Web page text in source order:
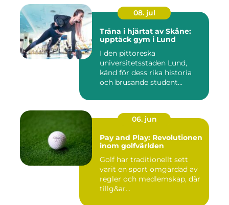
08. jul
Träna i hjärtat av Skåne:
upptäck gym i Lund
I den pittoreska
universitetsstaden Lund,
känd för dess rika historia
och brusande student...
06. jun
Pay and Play: Revolutionen
inom golfvärlden
Golf har traditionellt sett
varit en sport omgärdad av
regler och medlemskap, där
tillg&ar...